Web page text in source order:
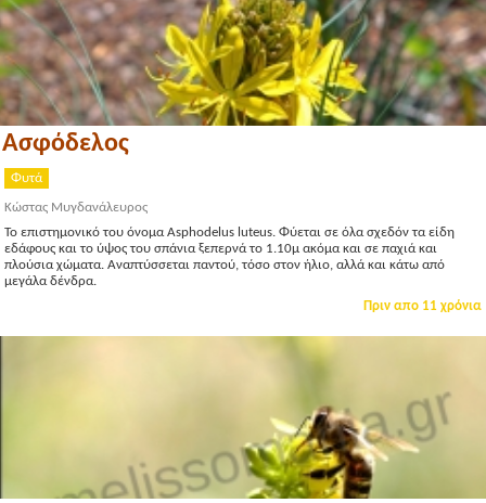
Ασφόδελος
Φυτά
Κώστας Μυγδανάλευρος
Το επιστημονικό του όνομα Asphodelus luteus. Φύεται σε όλα σχεδόν τα είδη
εδάφους και το ύψος του σπάνια ξεπερνά το 1.10μ ακόμα και σε παχιά και
πλούσια χώματα. Αναπτύσσεται παντού, τόσο στον ήλιο, αλλά και κάτω από
μεγάλα δένδρα.
Πριν απο 11 χρόνια